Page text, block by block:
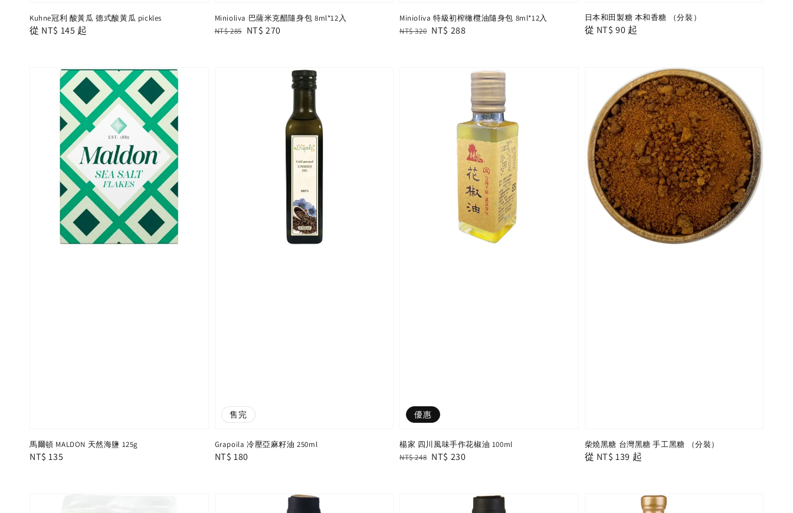
Kuhne冠利 酸黃瓜 德式酸黃瓜 pickles
Regular
從 NT$ 145 起
Minioliva 巴薩米克醋隨身包 8ml*12入
Regular
NT$ 285 Sale
NT$ 270
Minioliva 特級初榨橄欖油隨身包 8ml*12入
Regular
NT$ 320 Sale
NT$ 288
日本和田製糖 本和香糖 （分裝）
Regular
從 NT$ 90 起
馬爾頓 MALDON 天然海鹽 125g
Regular
NT$ 135
售完
Grapoila 冷壓亞麻籽油 250ml
Regular
NT$ 180
優惠
楊家 四川風味手作花椒油 100ml
Regular
NT$ 248 Sale
NT$ 230
柴燒黑糖 台灣黑糖 手工黑糖 （分裝）
Regular
從 NT$ 139 起